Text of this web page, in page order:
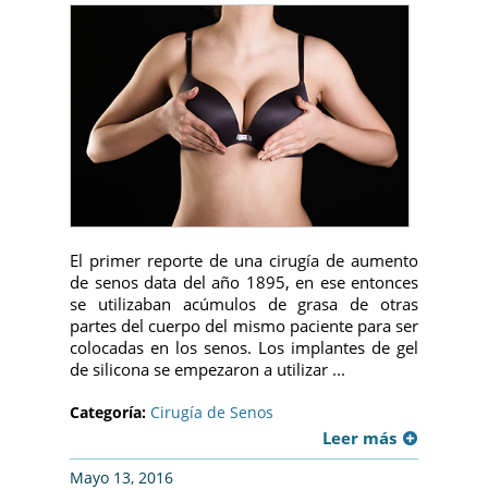
El primer reporte de una cirugía de aumento
de senos data del año 1895, en ese entonces
se utilizaban acúmulos de grasa de otras
partes del cuerpo del mismo paciente para ser
colocadas en los senos. Los implantes de gel
de silicona se empezaron a utilizar ...
Categoría: Cirugía de Senos
Leer más
Mayo 13, 2016